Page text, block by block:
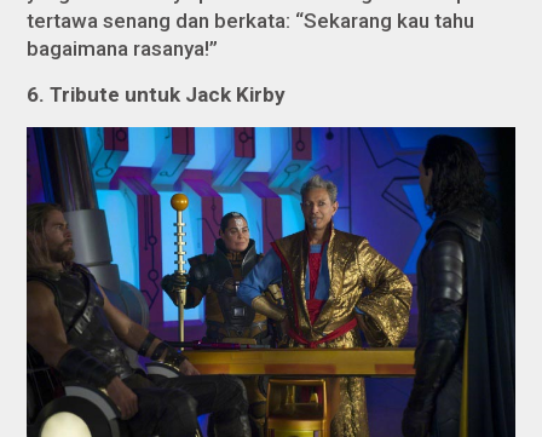
tertawa senang dan berkata: “Sekarang kau tahu
bagaimana rasanya!”
6. Tribute untuk Jack Kirby